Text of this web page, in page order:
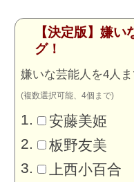
【決定版】嫌
グ！
嫌いな芸能人を4人ま
(複数選択可能、4個まで)
安藤美姫
板野友美
上西小百合